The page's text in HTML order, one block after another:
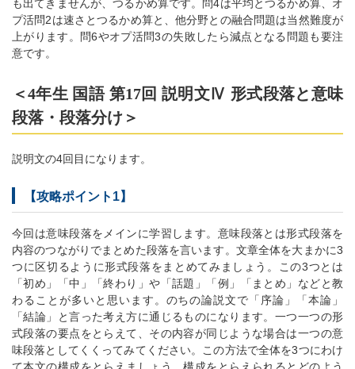
も出てきませんが、つるかめ算です。問4は平均とつるかめ算、オ
プ活問2は速さとつるかめ算と、他分野との融合問題は当然難度が
上がります。問6やオプ活問3の失敗したら減点となる問題も要注
意です。
＜4年生 国語 第17回 説明文Ⅳ 形式段落と意味
段落・段落分け＞
説明文の4回目になります。
【攻略ポイント1】
今回は意味段落をメインに学習します。意味段落とは形式段落を
内容のつながりでまとめた段落を言います。文章全体を大まかに3
つに区切るように形式段落をまとめてみましょう。この3つとは
「初め」「中」「終わり」や「話題」「例」「まとめ」などと教
わることが多いと思います。のちの論説文で「序論」「本論」
「結論」と言った考え方に通じるものになります。一つ一つの形
式段落の要点をとらえて、その内容が同じような場合は一つの意
味段落としてくくってみてください。この方法で全体を3つにわけ